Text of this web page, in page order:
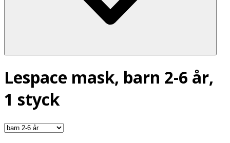
Lespace mask, barn 2-6 år,
1 styck